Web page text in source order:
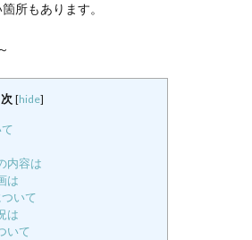
所もあります。
[hide]
内容は
は
いて
は
いて